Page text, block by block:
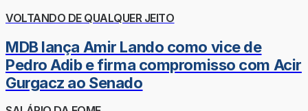
VOLTANDO DE QUALQUER JEITO
MDB lança Amir Lando como vice de
Pedro Adib e firma compromisso com Acir
Gurgacz ao Senado